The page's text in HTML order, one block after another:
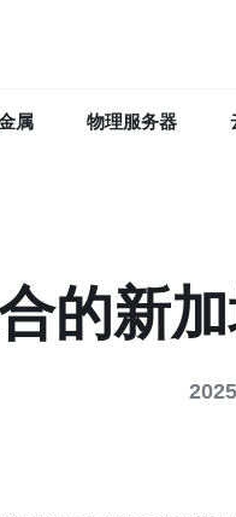
属 物理服务器
的新